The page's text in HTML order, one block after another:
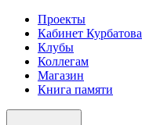
Проекты
Кабинет Курбатова
Клубы
Коллегам
Магазин
Книга памяти